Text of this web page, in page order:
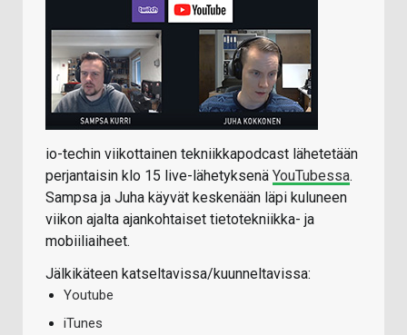
io-techin viikottainen tekniikkapodcast lähetetään
perjantaisin klo 15 live-lähetyksenä YouTubessa.
Sampsa ja Juha käyvät keskenään läpi kuluneen
viikon ajalta ajankohtaiset tietotekniikka- ja
mobiiliaiheet.
Jälkikäteen katseltavissa/kuunneltavissa:
Youtube
iTunes